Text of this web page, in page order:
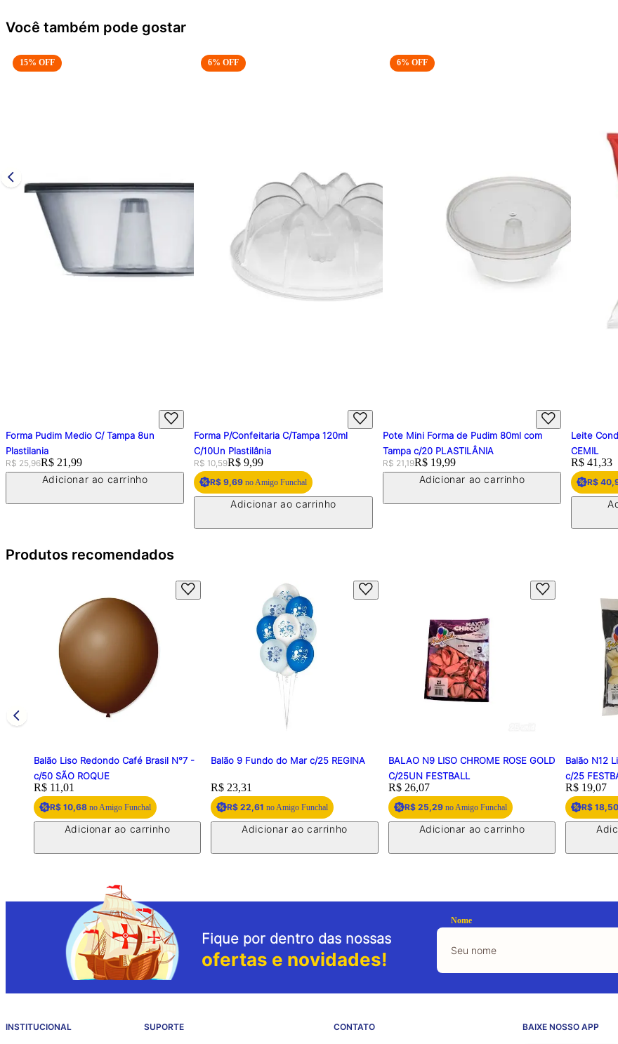
Você também pode gostar
15% OFF
Forma Pudim Medio C/ Tampa 8un
Plastilania
Original price:
R$ 25,96Price:
R$ 21,99
Adicionar ao carrinho
6% OFF
Forma P/Confeitaria C/Tampa 120ml
C/10Un Plastilânia
Original price:
R$ 10,59Price:
R$ 9,99
R$ 9,69 no Amigo Funchal
Adicionar ao carrinho
6% OFF
Pote Mini Forma de Pudim 80ml com
Tampa c/20 PLASTILÂNIA
Original price:
R$ 21,19Price:
R$ 19,99
Adicionar ao carrinho
Leite
CEMIL
Price:
R$ 41,33
R$
Produtos recomendados
Balão Liso Redondo Café Brasil N°7 -
c/50 SÃO ROQUE
Price:
R$ 11,01
R$ 10,68 no Amigo Funchal
Adicionar ao carrinho
Balão 9 Fundo do Mar c/25 REGINA
Price:
R$ 23,31
R$ 22,61 no Amigo Funchal
Adicionar ao carrinho
BALAO N9 LISO CHROME ROSE GOLD
C/25UN FESTBALL
Price:
R$ 26,07
R$ 25,29no Amigo Funchal
Adicionar ao carrinho
Balão N12
c/25
Price:
R$ 19,07
R$ 18,50
Fique por dentro das nossas
ofertas e novidades!
Nome
INSTITUCIONAL SUPORTE CONTATO BAIXE NOSSO APP